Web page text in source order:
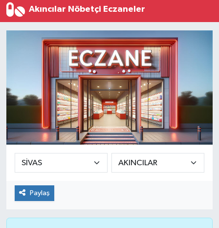
Akıncılar Nöbetçi Eczaneler
Paylaş
Tüm Manşetler
Son Dakika Haberleri
Haber Arşivi